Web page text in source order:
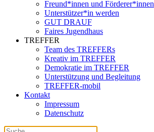
Freund*innen und Förderer*innen
Unterstützer*in werden
GUT DRAUF
Faires Jugendhaus
TREFFER
Team des TREFFERs
Kreativ im TREFFER
Demokratie im TREFFER
Unterstützung und Begleitung
TREFFER-mobil
Kontakt
Impressum
Datenschutz